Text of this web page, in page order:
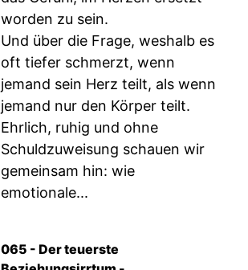
worden zu sein.
Und über die Frage, weshalb es
oft tiefer schmerzt, wenn
jemand sein Herz teilt, als wenn
jemand nur den Körper teilt.
Ehrlich, ruhig und ohne
Schuldzuweisung schauen wir
gemeinsam hin: wie
emotionale...
065 - Der teuerste